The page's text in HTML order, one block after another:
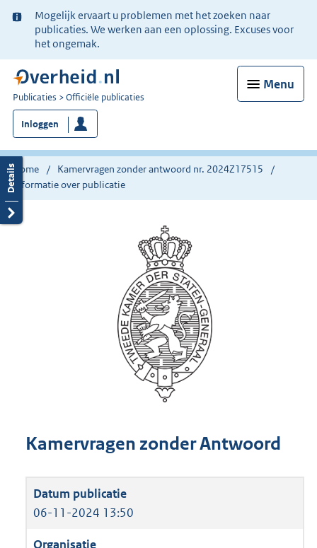
Ter
informatie:
Mogelijk ervaart u problemen met het zoeken naar
publicaties. We werken aan een oplossing. Excuses voor
het ongemak.
Menu
U
bent
nu
hier:
Publicaties Officiële publicaties
Inloggen
Home
Kamervragen zonder antwoord nr. 2024Z17515
Informatie over publicatie
Kamervragen zonder Antwoord
06-11-2024 13:50